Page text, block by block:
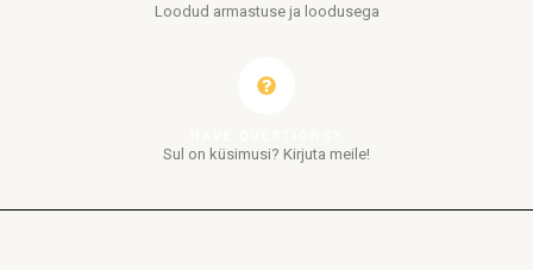
Loodud armastuse ja loodusega
Sul on küsimusi? Kirjuta meile!